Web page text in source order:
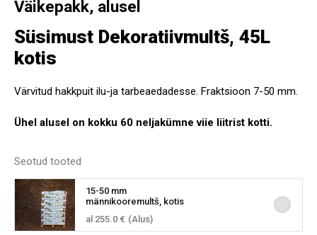
Väikepakk, alusel
Süsimust Dekoratiivmultš, 45L
kotis
Värvitud hakkpuit ilu-ja tarbeaedadesse. Fraktsioon 7-50 mm.
Ühel alusel on kokku 60 neljakümne viie liitrist kotti.
Seotud tooted
15-50 mm
männikooremultš, kotis
al 255.0 € (Alus)